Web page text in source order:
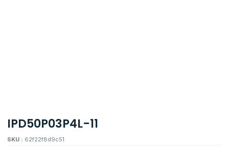
IPD50P03P4L-11
SKU : 62f22f8d9c51